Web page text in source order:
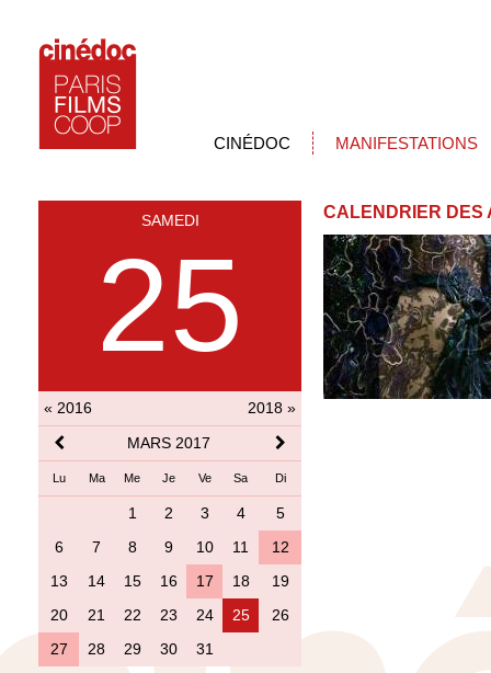
CINÉDOC MANIFESTATIONS
SAMEDI
25
« 2016
2018 »
MARS 2017
Lu Ma Me Je Ve Sa Di
1 2 3 4
5
6
7 8 9 10 11
12
13
14 15 16 17 18
19
20
21 22 23 24 25
26
27
28 29 30 31
CALENDRIER DES